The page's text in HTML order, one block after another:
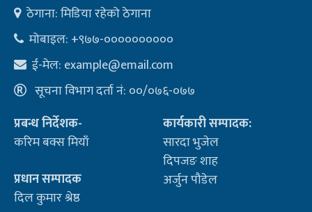
ठेगाना: मिडिया रहेको ठेगाना
मोबाइल: +९७७-००००००००००
ई-मेल: example@email.com
सूचना विभाग दर्ता नं: ००/०७६-०७७
प्रबन्ध निर्देशक-
करिम बक्स मियाँ
प्रधान सम्पादक
दिल कुमार श्रेष्ठ
कार्यकारी सम्पादक:
सारदा भुजेल
दिपजङ शाह
अर्जुन पौडेल